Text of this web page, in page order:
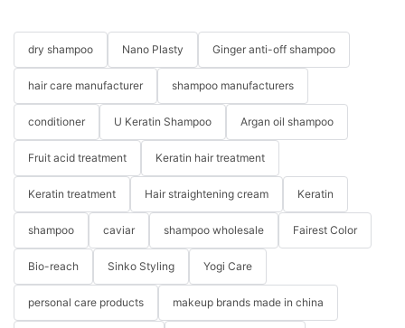
dry shampoo Nano Plasty Ginger anti-off shampoo
hair care manufacturer shampoo manufacturers
conditioner U Keratin Shampoo Argan oil shampoo
Fruit acid treatment Keratin hair treatment
Keratin treatment Hair straightening cream Keratin
shampoo caviar shampoo wholesale Fairest Color
Bio-reach Sinko Styling Yogi Care
personal care products makeup brands made in china